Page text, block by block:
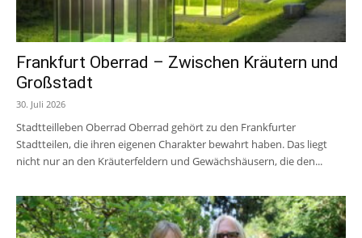
Frankfurt Oberrad – Zwischen Kräutern und
Großstadt
30. Juli 2026
Stadtteilleben Oberrad Oberrad gehört zu den Frankfurter
Stadtteilen, die ihren eigenen Charakter bewahrt haben. Das liegt
nicht nur an den Kräuterfeldern und Gewächshäusern, die den...